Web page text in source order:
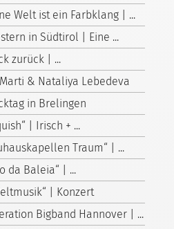
Welt ist ein Farbklang | ...
in Südtirol | Eine ...
zurück | ...
& Nataliya Lebedeva
in Brelingen
| Irisch + ...
Traum“ | ...
da Baleia“ | ...
| Konzert
Bigband Hannover | ...